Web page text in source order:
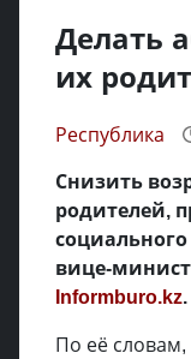
Делать
их
Республика
Снизить
родителей,
вице-
Informburo.kz.
По её словам,